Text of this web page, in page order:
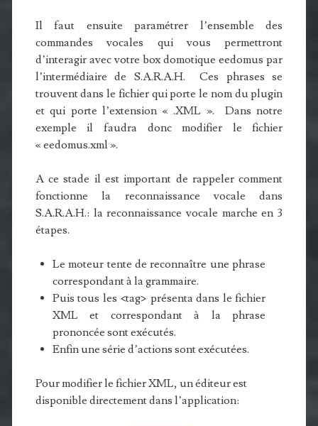
Il faut ensuite paramétrer l’ensemble des
commandes vocales qui vous permettront
d’interagir avec votre box domotique eedomus par
l’intermédiaire de S.A.R.A.H. Ces phrases se
trouvent dans le fichier qui porte le nom du plugin
et qui porte l’extension « .XML ». Dans notre
exemple il faudra donc modifier le fichier
« eedomus.xml ».
A ce stade il est important de rappeler comment
fonctionne la reconnaissance vocale dans
S.A.R.A.H.: la reconnaissance vocale marche en 3
étapes.
Le moteur tente de reconnaître une phrase
correspondant à la grammaire.
Puis tous les <tag> présenta dans le fichier
XML et correspondant à la phrase
prononcée sont exécutés.
Enfin une série d’actions sont exécutées.
Pour modifier le fichier XML, un éditeur est
disponible directement dans l’application: